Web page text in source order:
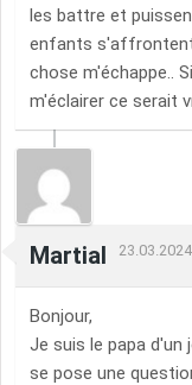
les battre et
enfants s'affrontent
chose m'échappe..
m'éclairer ce serait
Martial 23.03.2024
Bonjour,
Je suis le papa d'un
se pose une